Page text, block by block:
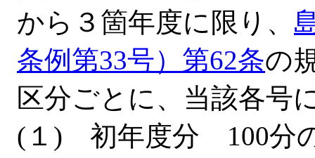
から３箇年度に限り、
条例第33号）第62条の
区分ごとに、当該各号
(１) 初年度分 100分